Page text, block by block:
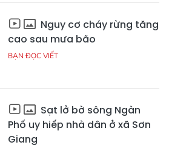
Nguy cơ cháy rừng tăng
cao sau mưa bão
BẠN ĐỌC VIẾT
Sạt lở bờ sông Ngàn
Phố uy hiếp nhà dân ở xã Sơn
Giang